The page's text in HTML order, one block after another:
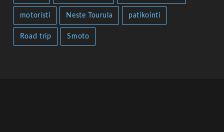
motoristi Neste Tourula patikointi
Road trip Smoto